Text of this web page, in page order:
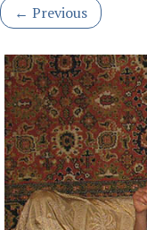
← Previous